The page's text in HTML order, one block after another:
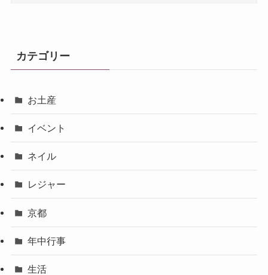
カテゴリー
お土産
イベント
ネイル
レジャー
京都
年中行事
生活